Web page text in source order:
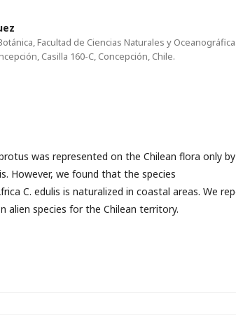
Facultad de Ciencias Naturales y
Casilla 160-C, Concepción, Chile.
was represented on the Chilean flora only
However, we found that the species
C. edulis is naturalized in coastal areas. We
alien species for the Chilean territory.